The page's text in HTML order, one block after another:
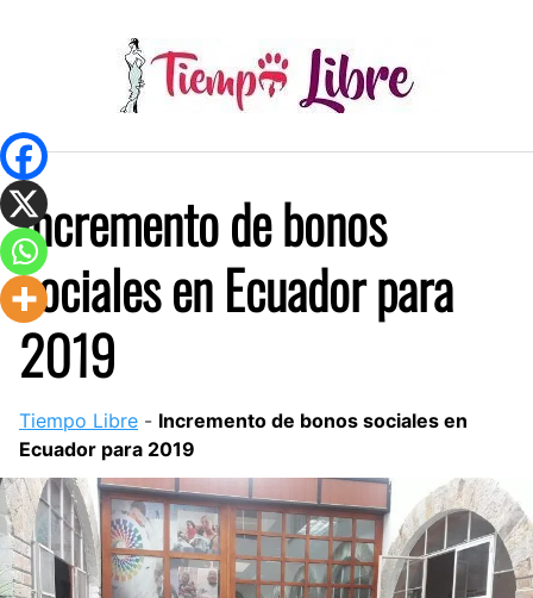
Incremento de bonos
sociales en Ecuador para
2019
Tiempo Libre - Incremento de bonos sociales en
Ecuador para 2019